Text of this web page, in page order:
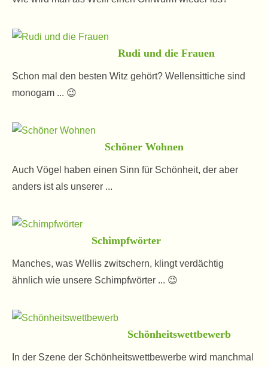
Rudi und die Frauen
Schon mal den besten Witz gehört? Wellensittiche sind
monogam ... 😉
Schöner Wohnen
Auch Vögel haben einen Sinn für Schönheit, der aber
anders ist als unserer ...
Schimpfwörter
Manches, was Wellis zwitschern, klingt verdächtig
ähnlich wie unsere Schimpfwörter ... 😉
Schönheitswettbewerb
In der Szene der Schönheitswettbewerbe wird manchmal